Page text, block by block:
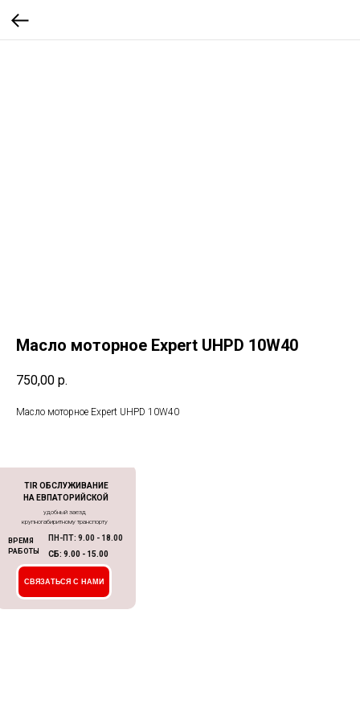
Масло моторное Expert UHPD 10W40
750,00 р.
Масло моторное Expert UHPD 10W40
TIR ОБСЛУЖИВАНИЕ
НА ЕВПАТОРИЙСКОЙ
удобный заезд
крупногабиритному транспорту
ВРЕМЯ
РАБОТЫ
ПН-ПТ: 9.00 - 18.00
СБ: 9.00 - 15.00
СВЯЗАТЬСЯ С НАМИ